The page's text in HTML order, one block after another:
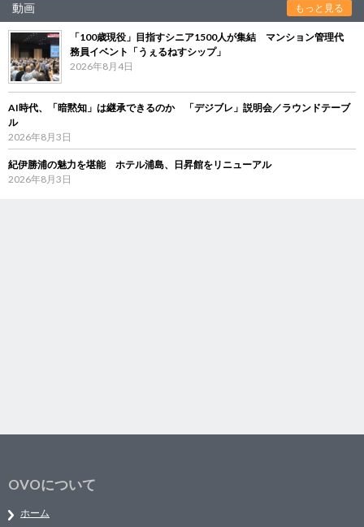
動画 もっと見る
「100歳現役」目指すシニア1500人が集結 マンション管理代
務員イベント「うぇるねすシップ」
2026年8月4日
AI時代、「暗黙知」は継承できるのか 「デジブレ」説明会／ラウンドテーブ
ル
2026年8月3日
紀伊勝浦の魅力を堪能 ホテル浦島、日昇館をリニューアル
2026年8月3日
OVOについて
ホーム